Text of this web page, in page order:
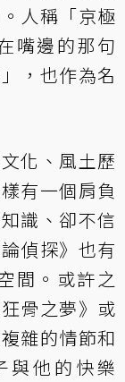
人稱「京極
嘴邊的那句
，也作為名
化、風土歷
有一個肩負
識、卻不信
偵探》也有
間。或許之
骨之夢》或
雜的情節和
與他的快樂